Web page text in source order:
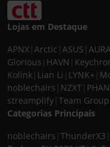
Lojas em Destaque
APNX Arctic ASUS
Glorious HAVN
Kolink Lian Li LYNK+
noblechairs NZXT
streamplify Team Group
Categorias Principais
noblechairs ThunderX3